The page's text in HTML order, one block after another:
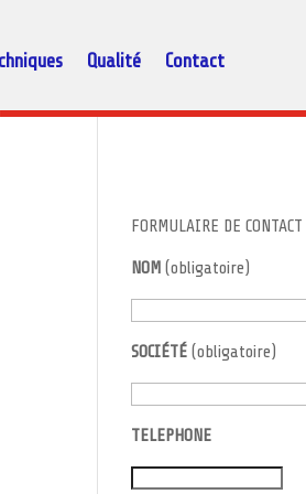
Qualité Contact
FORMULAIRE DE CONTACT
NOM (obligatoire)
SOCIÉTÉ (obligatoire)
TELEPHONE